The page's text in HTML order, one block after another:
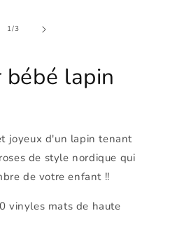
1/de
3
lapin
joyeux d'un lapin tenant
de style nordique qui
de votre enfant !!
vinyles mats de haute